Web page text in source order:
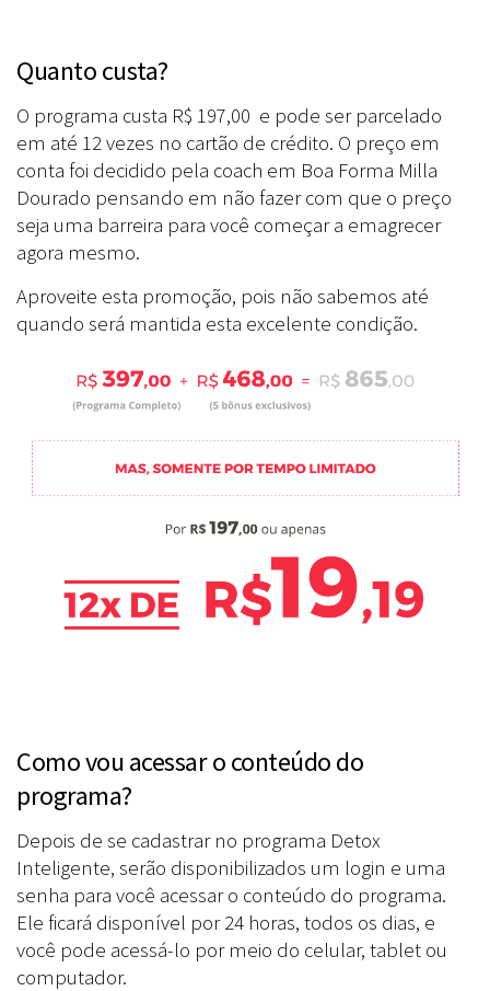
Quanto custa?
O programa custa R$ 197,00 e pode ser parcelado
em até 12 vezes no cartão de crédito. O preço em
conta foi decidido pela coach em Boa Forma Milla
Dourado pensando em não fazer com que o preço
seja uma barreira para você começar a emagrecer
agora mesmo.
Aproveite esta promoção, pois não sabemos até
quando será mantida esta excelente condição.
Como vou acessar o conteúdo do
programa?
Depois de se cadastrar no programa Detox
Inteligente, serão disponibilizados um login e uma
senha para você acessar o conteúdo do programa.
Ele ficará disponível por 24 horas, todos os dias, e
você pode acessá-lo por meio do celular, tablet ou
computador.